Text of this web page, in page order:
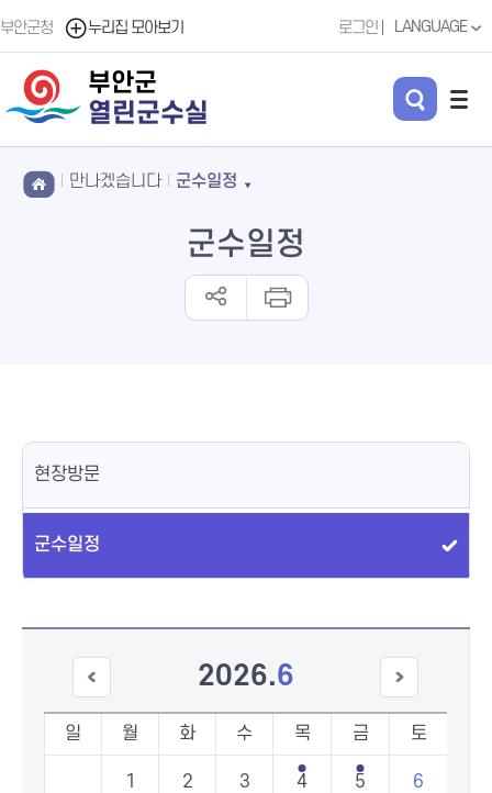
부안군청 누리집 모아보기 로그인 LANGUAGE
부안군
열린군수실
만나겠습니다 군수일정
군수일정
현장방문
군수일정
2026.6
일 월 화 수 목 금 토
1 2 3 4 5 6